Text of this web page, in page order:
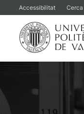
Accessibilitat Cerca